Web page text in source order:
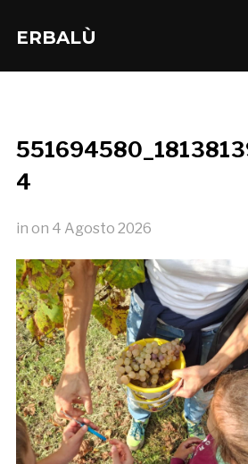
ERBALÙ
4
in on 4 Agosto 2026